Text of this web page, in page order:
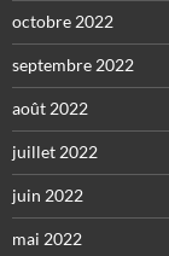
octobre 2022
septembre 2022
août 2022
juillet 2022
juin 2022
mai 2022